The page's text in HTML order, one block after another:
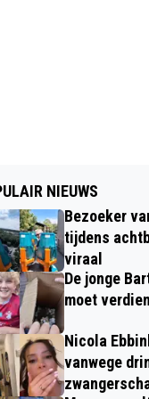
NIEUWS
Bezoeker
tijdens
viraal
De jonge
moet
Nicola
vanwege